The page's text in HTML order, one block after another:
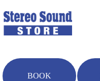
BOOK